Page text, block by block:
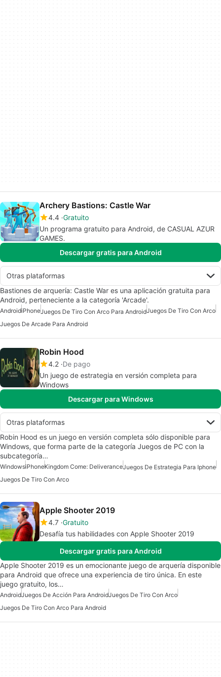
Archery Bastions: Castle War
4.4 Gratuito
Un programa gratuito para Android, de CASUAL AZUR
GAMES.
Descargar gratis para Android
Otras plataformas
Bastiones de arquería: Castle War es una aplicación gratuita para
Android, perteneciente a la categoría 'Arcade'.
AndroidiPhoneJuegos De Tiro Con Arco Para AndroidJuegos De Tiro Con Arco
Juegos De Arcade Para Android
Robin Hood
4.2 De pago
Un juego de estrategia en versión completa para
Windows
Descargar para Windows
Otras plataformas
Robin Hood es un juego en versión completa sólo disponible para
Windows, que forma parte de la categoría Juegos de PC con la
subcategoría…
WindowsiPhoneKingdom Come: DeliveranceJuegos De Estrategia Para Iphone
Juegos De Tiro Con Arco
Apple Shooter 2019
4.7 Gratuito
Desafía tus habilidades con Apple Shooter 2019
Descargar gratis para Android
Apple Shooter 2019 es un emocionante juego de arquería disponible
para Android que ofrece una experiencia de tiro única. En este
juego gratuito, los…
AndroidJuegos De Acción Para AndroidJuegos De Tiro Con Arco
Juegos De Tiro Con Arco Para Android